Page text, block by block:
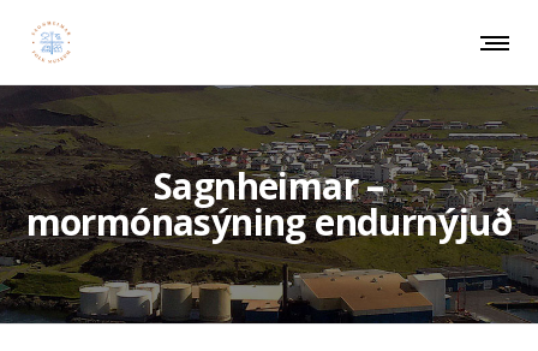
Sagnheimar –
mormónasýning endurnýjuð